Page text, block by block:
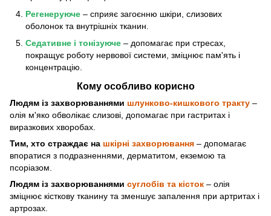
Регенеруюче – сприяє загоєнню шкіри, слизових
оболонок та внутрішніх тканин.
Седативне і тонізуюче – допомагає при стресах,
покращує роботу нервової системи, зміцнює пам'ять і
концентрацію.
Кому особливо корисно
Людям із захворюваннями шлунково-кишкового тракту –
олія м'яко обволікає слизові, допомагає при гастритах і
виразкових хворобах.
Тим, хто страждає на шкірні захворювання – допомагає
впоратися з подразненнями, дерматитом, екземою та
псоріазом.
Людям із захворюваннями суглобів та кісток – олія
зміцнює кісткову тканину та зменшує запалення при артритах і
артрозах.